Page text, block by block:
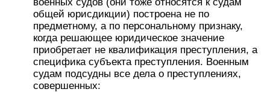
общей юрисдикции) построена не по
предметному, а по персональному признаку,
когда решающее юридическое значение
приобретает не квалификация преступления, а
специфика субъекта преступления. Военным
судам подсудны все дела о преступлениях,
совершенных: